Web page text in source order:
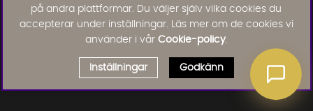
på andra plattformar. Du väljer själv vilka cookies du
accepterar under inställningar. Läs mer om de cookies vi
använder i vår Cookie-policy.
Inställningar Godkänn